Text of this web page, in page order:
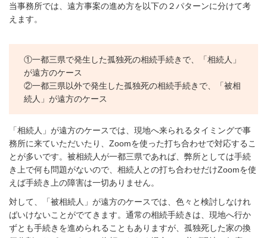
当事務所では、遠方事案の進め方を以下の２パターンに分けて考
えます。
①一都三県で発生した孤独死の相続手続きで、「相続人」
が遠方のケース
②一都三県以外で発生した孤独死の相続手続きで、「被相
続人」が遠方のケース
「相続人」が遠方のケースでは、現地へ来られるタイミングで事
務所に来ていただいたり、Zoomを使った打ち合わせで対応するこ
とが多いです。被相続人が一都三県であれば、弊所としては手続
き上で何も問題がないので、相続人との打ち合わせだけZoomを使
えば手続き上の障害は一切ありません。
対して、「被相続人」が遠方のケースでは、色々と検討しなけれ
ばいけないことがでてきます。通常の相続手続きは、現地へ行か
ずとも手続きを進められることもありますが、孤独死した家の換